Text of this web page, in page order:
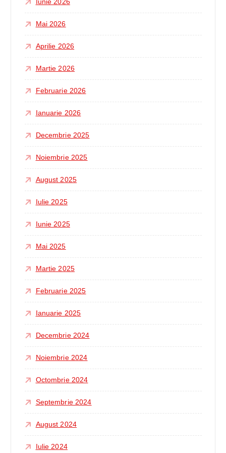
Mai 2026
Aprilie 2026
Martie 2026
Februarie 2026
Ianuarie 2026
Decembrie 2025
Noiembrie 2025
August 2025
Iulie 2025
Iunie 2025
Mai 2025
Martie 2025
Februarie 2025
Ianuarie 2025
Decembrie 2024
Noiembrie 2024
Octombrie 2024
Septembrie 2024
August 2024
Iulie 2024